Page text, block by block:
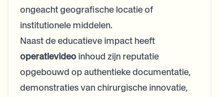
ongeacht geografische locatie of
institutionele middelen.
Naast de educatieve impact heeft
operatievideo inhoud zijn reputatie
opgebouwd op authentieke documentatie,
demonstraties van chirurgische innovatie,